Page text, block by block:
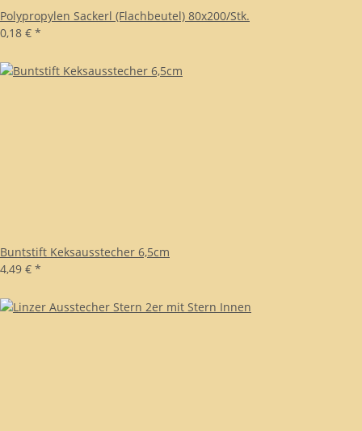
Polypropylen Sackerl (Flachbeutel) 80x200/Stk.
0,18 € *
Buntstift Keksausstecher 6,5cm
4,49 € *